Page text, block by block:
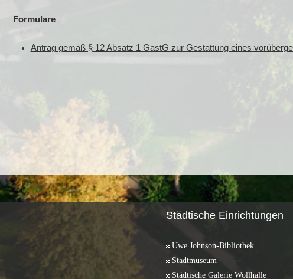
Formulare
Antrag gemäß § 12 Absatz 1 GastG zur Gestattung eines
Städtische Einrichtungen
Uwe Johnson-Bibliothek
Stadtmuseum
Städtische Galerie Wollhalle